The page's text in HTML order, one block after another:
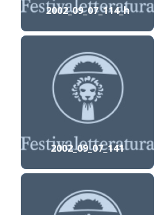
2002_09_07_114_h
2002_09_07_141